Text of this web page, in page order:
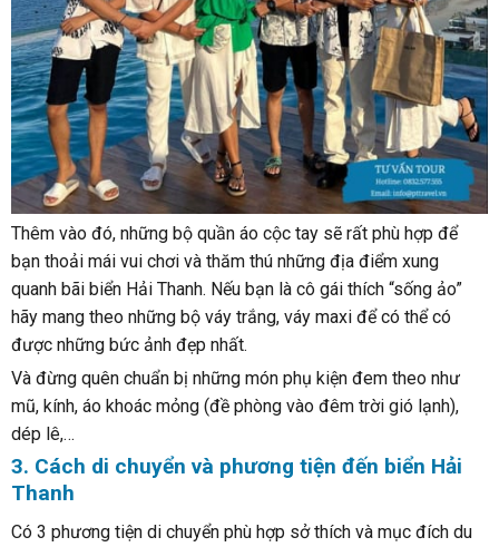
Thêm vào đó, những bộ quần áo cộc tay sẽ rất phù hợp để
bạn thoải mái vui chơi và thăm thú những địa điểm xung
quanh bãi biển Hải Thanh. Nếu bạn là cô gái thích “sống ảo”
hãy mang theo những bộ váy trắng, váy maxi để có thể có
được những bức ảnh đẹp nhất.
Và đừng quên chuẩn bị những món phụ kiện đem theo như
mũ, kính, áo khoác mỏng (đề phòng vào đêm trời gió lạnh),
dép lê,…
3. Cách di chuyển và phương tiện đến biển Hải
Thanh
Có 3 phương tiện di chuyển phù hợp sở thích và mục đích du